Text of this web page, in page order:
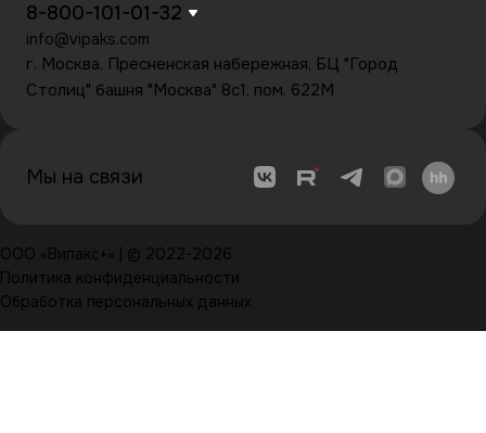
8-800-101-01-32
info@vipaks.com
г. Москва, Пресненская набережная, БЦ "Город
Столиц" башня "Москва" 8с1, пом. 622М
Мы на связи
ООО «Випакс+» | © 2022-2026
Политика конфиденциальности
Обработка персональных данных